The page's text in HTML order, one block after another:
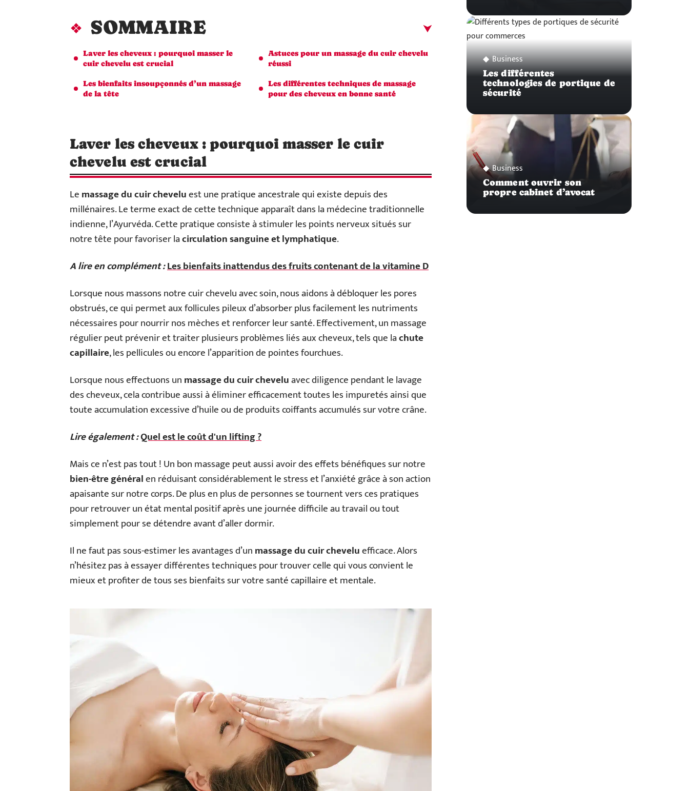
SOMMAIRE
Laver les cheveux : pourquoi masser le
cuir chevelu est crucial
Les bienfaits insoupçonnés d’un massage
de la tête
Astuces pour un massage du cuir chevelu
réussi
Les différentes techniques de massage
pour des cheveux en bonne santé
Laver les cheveux : pourquoi masser le cuir
chevelu est crucial
Lemassage du cuir cheveluest une pratique ancestrale qui existe depuis des
millénaires. Le terme exact de cette technique apparaît dans la médecine traditionnelle
indienne, l’Ayurvéda. Cette pratique consiste à stimuler les points nerveux situés sur
notre tête pour favoriser lacirculation sanguine et lymphatique.
A lire en complément :Les bienfaits inattendus des fruits contenant de la vitamine D
Lorsque nous massons notre cuir chevelu avec soin, nous aidons à débloquer les pores
obstrués, ce qui permet aux follicules pileux d’absorber plus facilement les nutriments
nécessaires pour nourrir nos mèches et renforcer leur santé. Effectivement, un massage
régulier peut prévenir et traiter plusieurs problèmes liés aux cheveux, tels que lachute
capillaire, les pellicules ou encore l’apparition de pointes fourchues.
Lorsque nous effectuons unmassage du cuir cheveluavec diligence pendant le lavage
des cheveux, cela contribue aussi à éliminer efficacement toutes les impuretés ainsi que
toute accumulation excessive d’huile ou de produits coiffants accumulés sur votre crâne.
Lire également :Quel est le coût d'un lifting ?
Mais ce n’est pas tout ! Un bon massage peut aussi avoir des effets bénéfiques sur notre
bien-être généralen réduisant considérablement le stress et l’anxiété grâce à son action
apaisante sur notre corps. De plus en plus de personnes se tournent vers ces pratiques
pour retrouver un état mental positif après une journée difficile au travail ou tout
simplement pour se détendre avant d’aller dormir.
Il ne faut pas sous-estimer les avantages d’unmassage du cuir cheveluefficace. Alors
n’hésitez pas à essayer différentes techniques pour trouver celle qui vous convient le
mieux et profiter de tous ses bienfaits sur votre santé capillaire et mentale.
Business
Les différentes
technologies de portique de
sécurité
Business
Comment ouvrir son
propre cabinet d’avocat